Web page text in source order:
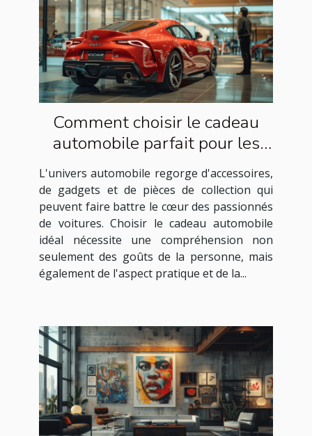
Comment choisir le cadeau
automobile parfait pour les
passionnés de voitures
L'univers automobile regorge d'accessoires,
de gadgets et de pièces de collection qui
peuvent faire battre le cœur des passionnés
de voitures. Choisir le cadeau automobile
idéal nécessite une compréhension non
seulement des goûts de la personne, mais
également de l'aspect pratique et de la...